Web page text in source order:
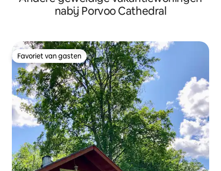
nabij Porvoo Cathedral
Favoriet van gasten
Favoriet van gasten